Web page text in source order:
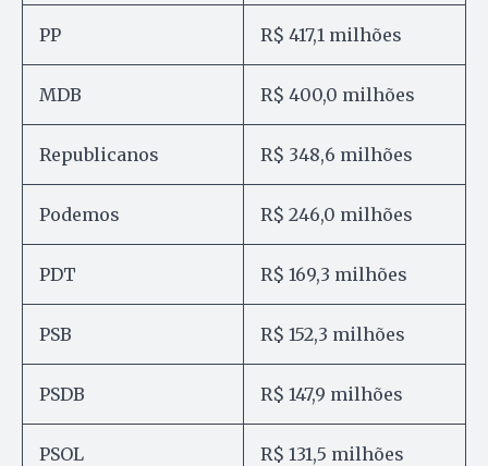
PP R$ 417,1 milhões
MDB R$ 400,0 milhões
Republicanos R$ 348,6 milhões
Podemos R$ 246,0 milhões
PDT R$ 169,3 milhões
PSB R$ 152,3 milhões
PSDB R$ 147,9 milhões
PSOL R$ 131,5 milhões